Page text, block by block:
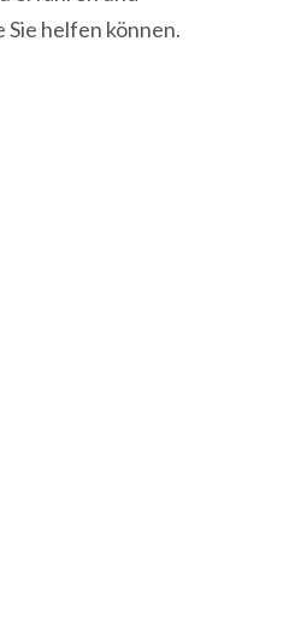
helfen können.